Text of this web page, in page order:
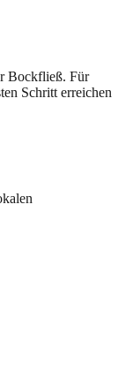
Bockfließ. Für
Schritt erreichen